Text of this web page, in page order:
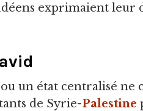
exprimaient leur
un état centralisé ne
de Syrie-Palestine